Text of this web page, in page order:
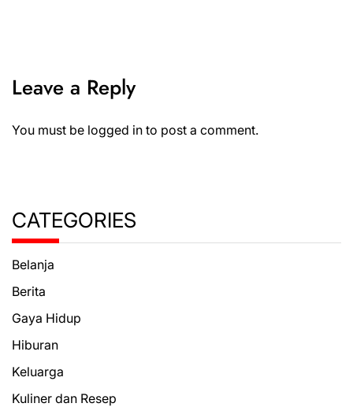
Leave a Reply
You must be logged in to post a comment.
CATEGORIES
Belanja
Berita
Gaya Hidup
Hiburan
Keluarga
Kuliner dan Resep